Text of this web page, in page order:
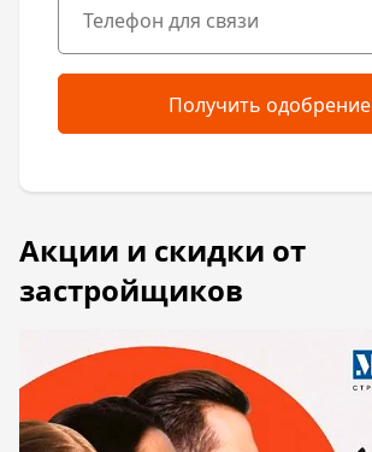
Получить одобрение